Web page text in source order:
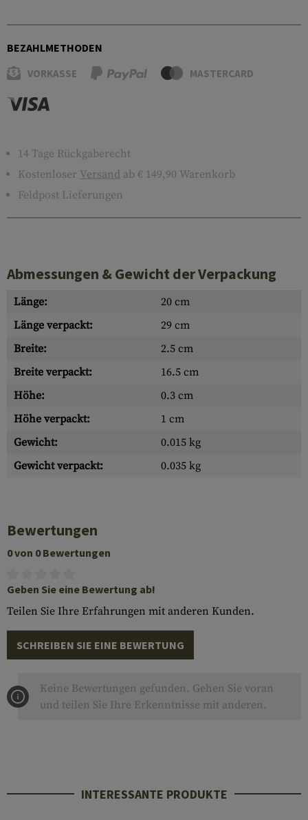
BEZAHLMETHODEN
VORKASSE MASTERCARD
14 Tage Rückgaberecht
Kostenloser Versand ab € 149,90 Warenkorb
Feldpost Lieferungen
Abmessungen & Gewicht der Verpackung
Länge:
20 cm
Länge verpackt:
29 cm
Breite:
2.5 cm
Breite verpackt:
16.5 cm
Höhe:
0.3 cm
Höhe verpackt:
1 cm
Gewicht:
0.015 kg
Gewicht verpackt:
0.035 kg
Bewertungen
0 von 0 Bewertungen
Geben Sie eine Bewertung ab!
Teilen Sie Ihre Erfahrungen mit anderen Kunden.
SCHREIBEN SIE EINE BEWERTUNG
Keine Bewertungen gefunden. Gehen Sie voran
und teilen Sie Ihre Erkenntnisse mit anderen.
INTERESSANTE PRODUKTE